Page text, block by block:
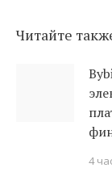
Читайте
4